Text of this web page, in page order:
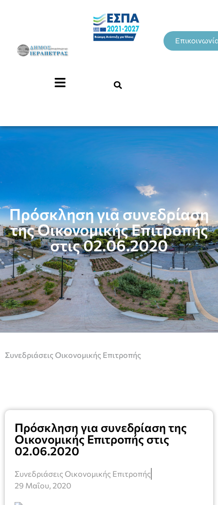
Πρόσκληση για συνεδρίαση
της Οικονομικής Επιτροπής
στις 02.06.2020
Συνεδριάσεις Οικονομικής Επιτροπής
Πρόσκληση για συνεδρίαση της
Οικονομικής Επιτροπής στις
02.06.2020
Συνεδριάσεις Οικονομικής Επιτροπής
29 Μαΐου, 2020